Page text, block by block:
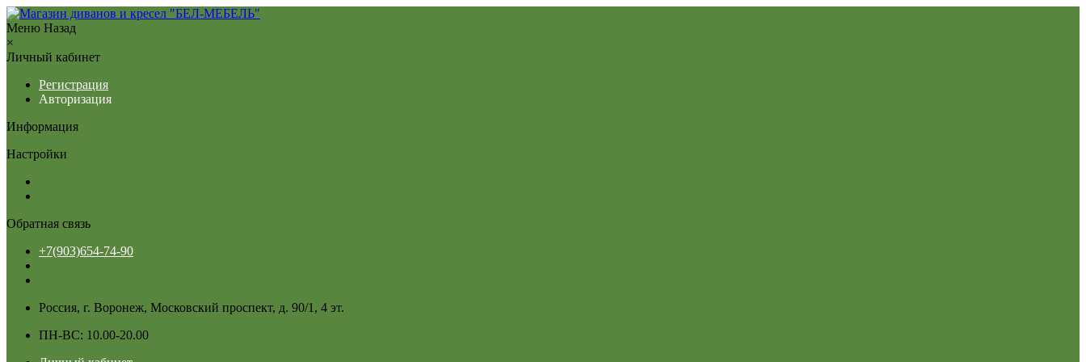
Меню Назад
×
Личный кабинет
Регистрация
Авторизация
Информация
Настройки
Обратная связь
+7(903)654-74-90
Россия, г. Воронеж, Московский проспект, д. 90/1, 4 эт.
ПН-ВС: 10.00-20.00